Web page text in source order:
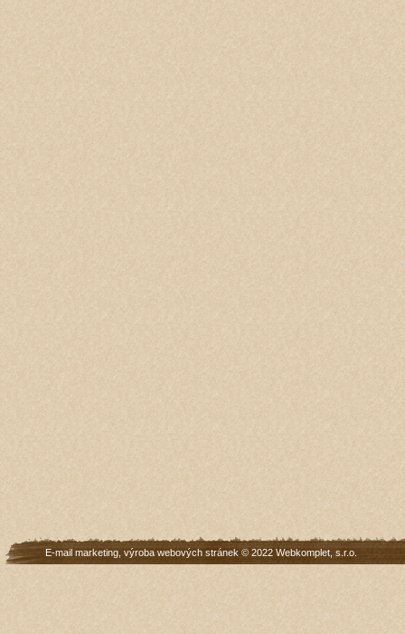
E-mail marketing výroba webových stránek © 2022 Webkomplet, s.r.o.